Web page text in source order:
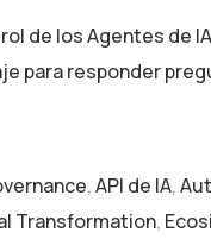
de los Agentes de
para responder
,API de IA,
Transformation,